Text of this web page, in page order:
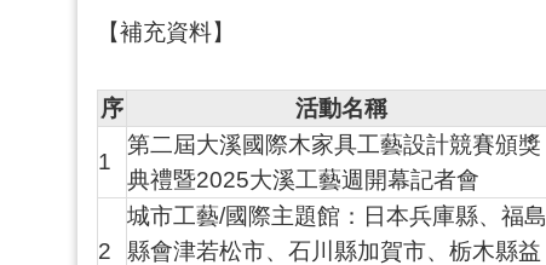
【補充資料】
序
活動名稱
1
第二屆大溪國際木家具工藝設計競賽頒獎
典禮暨2025大溪工藝週開幕記者會
2
城市工藝/國際主題館：日本兵庫縣、福島
縣會津若松市、石川縣加賀市、栃木縣益